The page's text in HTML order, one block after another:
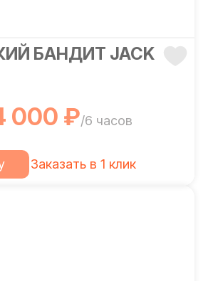
БАНДИТ JACK
000 ₽/6 часов
Заказать в 1 клик